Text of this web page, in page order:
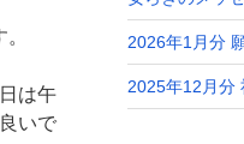
は午
いで
2026年1月分
2025年12月分